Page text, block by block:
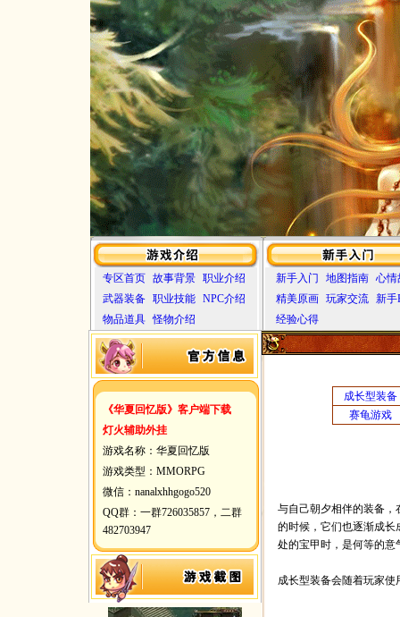
专区首页 故事背景
职业介绍
武器装备
职业技能
NPC介绍
物品道具 怪物介绍
新手入门 地图指南 心情
精美原画 玩家交流 新手
经验心得
《华夏回忆版》客户端下载
灯火辅助外挂
游戏名称：华夏回忆版
游戏类型：MMORPG
微信：nanalxhhgogo520
QQ群：一群726035857，二群
482703947
成长型装备
赛龟游戏
与自己朝夕相伴的装备，
的时候，它们也逐渐成长
处的宝甲时，是何等的
成长型装备会随着玩家